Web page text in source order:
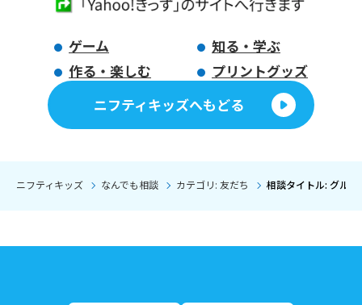
ゲーム
知る・学ぶ
作る・楽しむ
プリントグッズ
ニフティキッズへもどる
ニフティキッズ なんでも相談 カテゴリ: 友だち 相談タイトル: グル